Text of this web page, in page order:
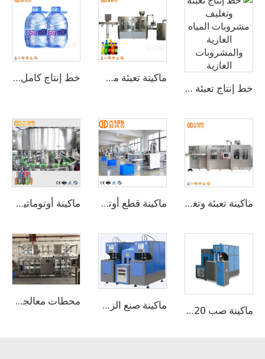
خط إنتاج تعبئة وتغليف مشروبات المياه الغازية والمشروبات الغازية
ماكينة تعبئة مشروبات المياه الغازية بسعة 1000-24000 زجاجة في الساعة خط إنتاج كامل لمياه الشرب في زجاجات سعة 3-10 لتر بسعة 2,000 زجاجة/ساعة
ماكينة تعبئة وتغليف المياه النقية والربيعية غير الغازية بسعة 20000 زجاجة في الساعة ماكينة قطع أوتوماتيكية عالية السرعة للزجاجات PE وPVC وPET ماكينة أوتوماتيكية لتعبئة وغلق علب الألمنيوم للعصائر والمشروبات الطاقوية سعة 330 مل / خط تعبئة العلب
ماكينة صب 20 لتر/5 جالون ماكينة صنع الزجاجات شبه الأوتوماتيكية، ماكينة نفخ الزجاجات محطات معالجة المياه بنظام التناضح العكسي (RO)